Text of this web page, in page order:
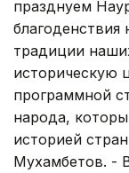
празднуем
традиции
историческую
программной
народа,
историей
Мухамбетов. -